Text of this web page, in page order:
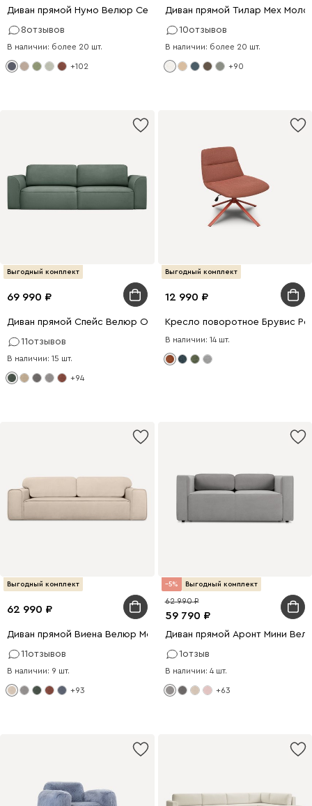
Диван прямой Нумо Велюр Серый
8отзывов
В наличии: более 20 шт.
+102
Диван прямой Тилар Мех
10отзывов
В наличии: более 20 шт.
+90
Выгодный комплект
69 990
Диван прямой Спейс Велюр Оливковый
11отзывов
В наличии: 15 шт.
+94
Выгодный комплект
12 990
Кресло поворотное Брувис
В наличии: 14 шт.
Выгодный комплект
62 990
Диван прямой Виена Велюр Молочный
11отзывов
В наличии: 9 шт.
+93
5 Выгодный комплект
59 790
62 990
Диван прямой Аронт Мини
1отзыв
В наличии: 4 шт.
+63